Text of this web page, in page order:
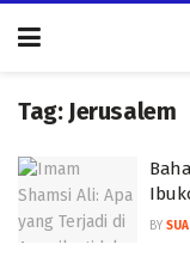
Tag: Jerusalem
BY